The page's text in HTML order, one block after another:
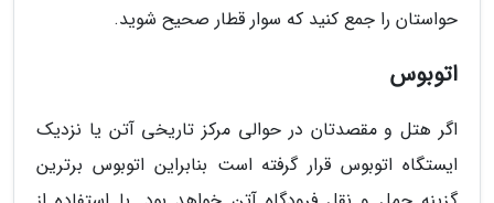
حواستان را جمع کنید که سوار قطار صحیح شوید.
اتوبوس
اگر هتل و مقصدتان در حوالی مرکز تاریخی آتن یا نزدیک
ایستگاه اتوبوس قرار گرفته است بنابراین اتوبوس برترین